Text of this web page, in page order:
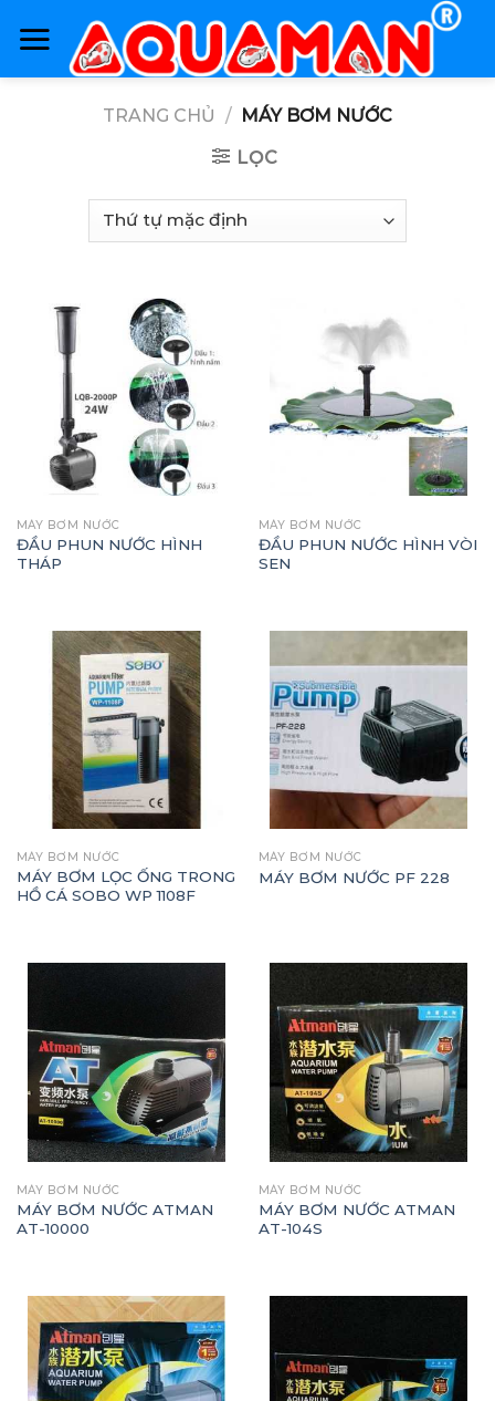
content
TRANG CHỦ / MÁY BƠM NƯỚC
LỌC
MÁY BƠM NƯỚC
ĐẦU PHUN NƯỚC HÌNH
THÁP
MÁY BƠM NƯỚC
ĐẦU PHUN NƯỚC HÌNH VÒI
SEN
MÁY BƠM NƯỚC
MÁY BƠM LỌC ỐNG TRONG
HỒ CÁ SOBO WP 1108F
MÁY BƠM NƯỚC
MÁY BƠM NƯỚC PF 228
MÁY BƠM NƯỚC
MÁY BƠM NƯỚC ATMAN
AT-10000
MÁY BƠM NƯỚC
MÁY BƠM NƯỚC ATMAN
AT-104S